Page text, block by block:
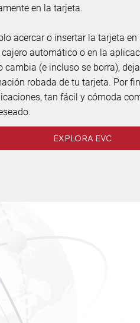
en la tarjeta.
acercar o insertar la tarjeta
cajero automático o en la
cambia (e incluso se borra),
robada de tu tarjeta. Por
tan fácil y cómoda
EXPLORA EVC